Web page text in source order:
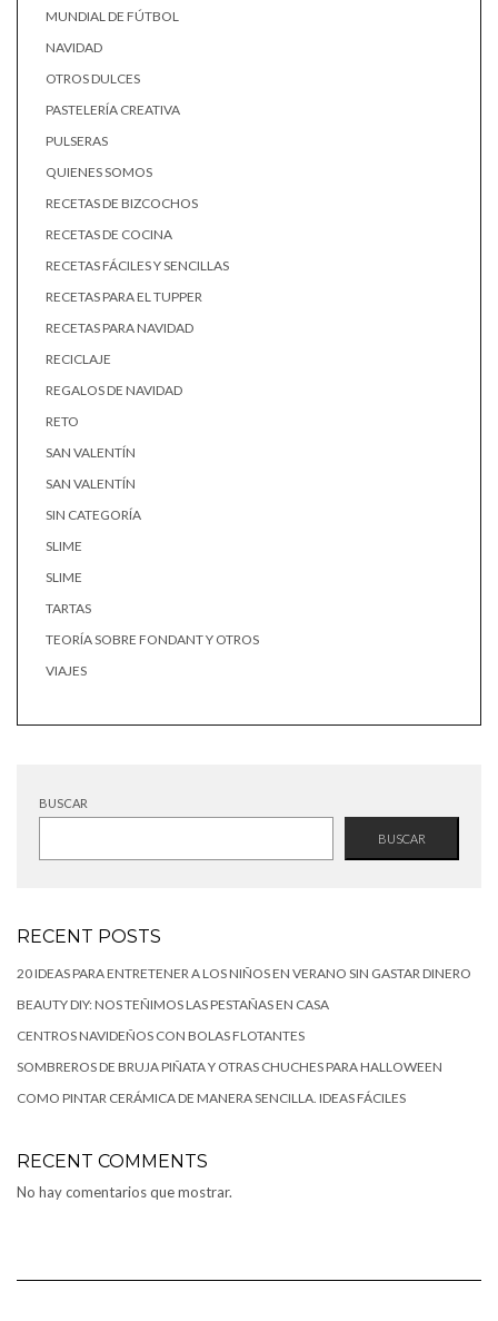
MUNDIAL DE FÚTBOL
NAVIDAD
OTROS DULCES
PASTELERÍA CREATIVA
PULSERAS
QUIENES SOMOS
RECETAS DE BIZCOCHOS
RECETAS DE COCINA
RECETAS FÁCILES Y SENCILLAS
RECETAS PARA EL TUPPER
RECETAS PARA NAVIDAD
RECICLAJE
REGALOS DE NAVIDAD
RETO
SAN VALENTÍN
SAN VALENTÍN
SIN CATEGORÍA
SLIME
SLIME
TARTAS
TEORÍA SOBRE FONDANT Y OTROS
VIAJES
BUSCAR
BUSCAR
RECENT POSTS
20 IDEAS PARA ENTRETENER A LOS NIÑOS EN VERANO SIN GASTAR DINERO
BEAUTY DIY: NOS TEÑIMOS LAS PESTAÑAS EN CASA
CENTROS NAVIDEÑOS CON BOLAS FLOTANTES
SOMBREROS DE BRUJA PIÑATA Y OTRAS CHUCHES PARA HALLOWEEN
COMO PINTAR CERÁMICA DE MANERA SENCILLA. IDEAS FÁCILES
RECENT COMMENTS
No hay comentarios que mostrar.